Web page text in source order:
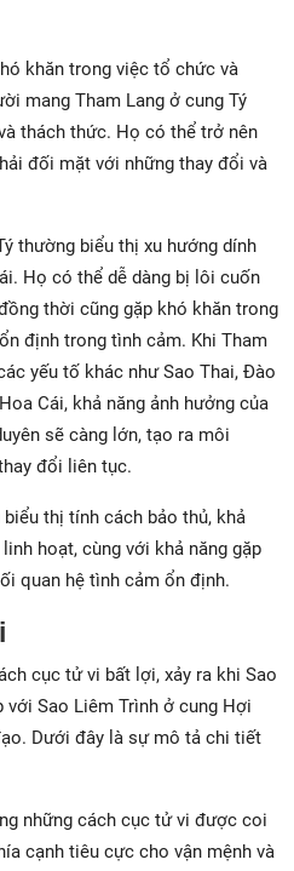
khăn trong việc tổ chức và
mang Tham Lang ở cung Tý
thách thức. Họ có thể trở nên
đối mặt với những thay đổi và
thường biểu thị xu hướng dính
Họ có thể dễ dàng bị lôi cuốn
thời cũng gặp khó khăn trong
định trong tình cảm. Khi Tham
yếu tố khác như Sao Thai, Đào
Cái, khả năng ảnh hưởng của
sẽ càng lớn, tạo ra môi
đổi liên tục.
thị tính cách bảo thủ, khả
hoạt, cùng với khả năng gặp
quan hệ tình cảm ổn định.
cục tử vi bất lợi, xảy ra khi Sao
với Sao Liêm Trình ở cung Hợi
Dưới đây là sự mô tả chi tiết
những cách cục tử vi được coi
cạnh tiêu cực cho vận mệnh và